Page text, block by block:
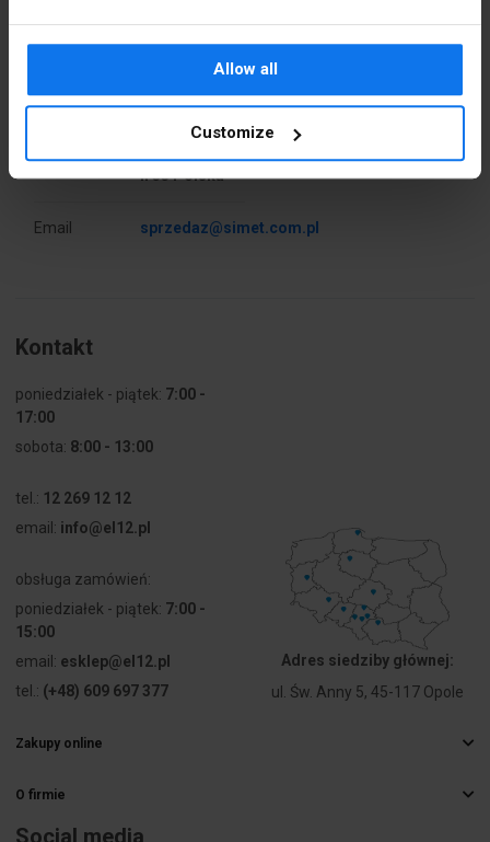
Allow all
Customize
Pozostałe dane techniczne
Model
Mostek
znamionowy
In
znamionowe
Z ochroną
przed
dotykiem
tak
Sposób
Na wtyk
(rozmiar
Adres
58-506
Jelenia
Góra al.
II 33 Polska
Email sprzedaz@simet.com.pl
Kontakt
poniedziałek - piątek: 7:00 -
17:00
sobota: 8:00 - 13:00
tel.: 12 269 12 12
email: info@el12.pl
obsługa zamówień:
poniedziałek - piątek: 7:00 -
15:00
email: esklep@el12.pl
tel.: (+48) 609 697 377
Adres siedziby głównej:
ul. Św. Anny 5, 45-117 Opole
Zakupy online
Sposoby dostawy
Płatności
O firmie
Social media